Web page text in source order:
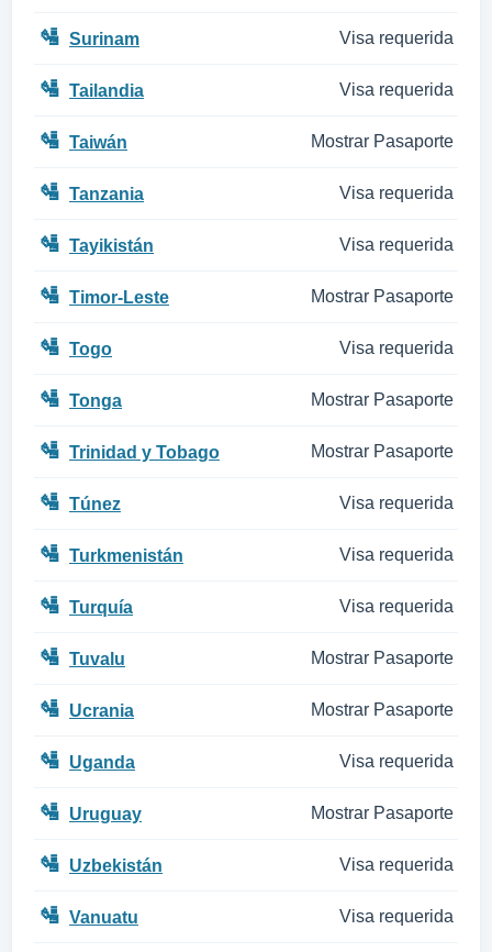
🛂 Surinam Visa requerida
🛂 Tailandia Visa requerida
🛂 Taiwán Mostrar Pasaporte
🛂 Tanzania Visa requerida
🛂 Tayikistán Visa requerida
🛂 Timor-Leste Mostrar Pasaporte
🛂 Togo Visa requerida
🛂 Tonga Mostrar Pasaporte
🛂 Trinidad y Tobago Mostrar Pasaporte
🛂 Túnez Visa requerida
🛂 Turkmenistán Visa requerida
🛂 Turquía Visa requerida
🛂 Tuvalu Mostrar Pasaporte
🛂 Ucrania Mostrar Pasaporte
🛂 Uganda Visa requerida
🛂 Uruguay Mostrar Pasaporte
🛂 Uzbekistán Visa requerida
🛂 Vanuatu Visa requerida